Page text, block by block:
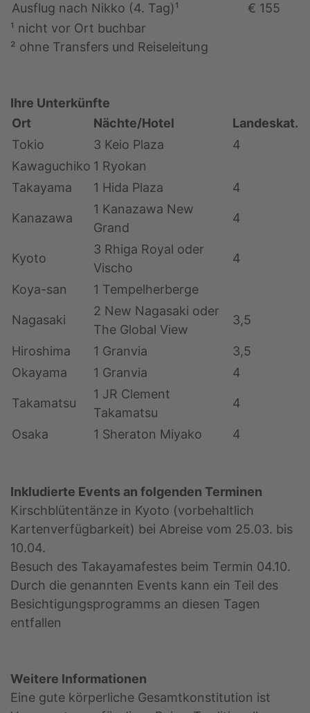
Ausflug nach Nikko (4. Tag)¹
€ 155
¹ nicht vor Ort buchbar
² ohne Transfers und Reiseleitung
Ihre Unterkünfte
Ort
Nächte/Hotel
Landeskat.
Tokio
3 Keio Plaza
4
Kawaguchiko 1 Ryokan
Takayama
1 Hida Plaza 4
Kanazawa
1 Kanazawa New
Grand
4
Kyoto
3 Rhiga Royal oder
Vischo
4
Koya-san 1 Tempelherberge
Nagasaki
2 New Nagasaki oder
The Global View
3,5
Hiroshima 1 Granvia
3,5
Okayama
1 Granvia 4
Takamatsu
1 JR Clement
Takamatsu
4
Osaka 1 Sheraton Miyako 4
Inkludierte Events an folgenden Terminen
Kirschblütentänze in Kyoto (vorbehaltlich
Kartenverfügbarkeit) bei Abreise vom 25.03. bis
10.04.
Besuch des Takayamafestes beim Termin 04.10.
Durch die genannten Events kann ein Teil des
Besichtigungsprogramms an diesen Tagen
entfallen
Weitere Informationen
Eine gute körperliche Gesamtkonstitution ist